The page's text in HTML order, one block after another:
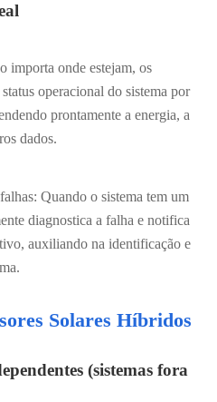
importa onde estejam, os
operacional do sistema por
prontamente a energia, a
dados.
Quando o sistema tem um
diagnostica a falha e notifica
auxiliando na identificação e
Solares Híbridos
(sistemas fora